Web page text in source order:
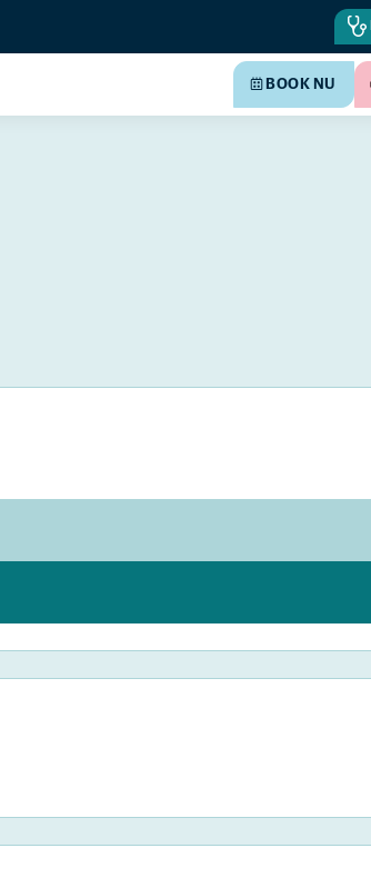
BOOK NU